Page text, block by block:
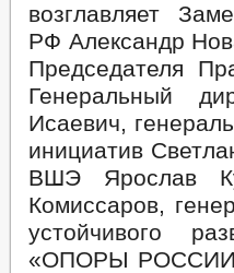
возглавляет
РФ Александр
Председателя
Генеральный
Исаевич,
инициатив
ВШЭ Ярослав
Комиссаров,
устойчивого
«ОПОРЫ РОССИИ»